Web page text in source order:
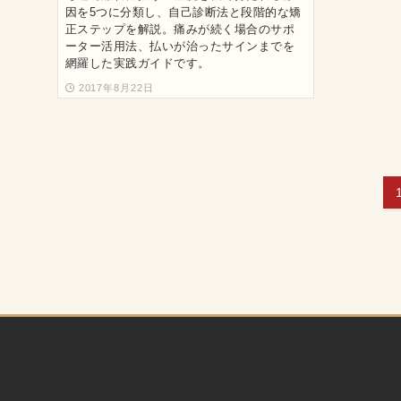
因を5つに分類し、自己診断法と段階的な矯
正ステップを解説。痛みが続く場合のサポ
ーター活用法、払いが治ったサインまでを
網羅した実践ガイドです。
2017年8月22日
1